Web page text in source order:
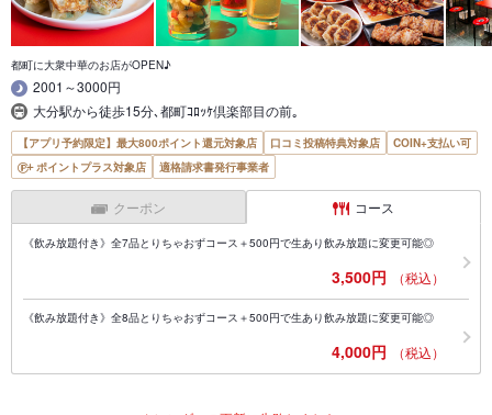
都町に大衆中華のお店がOPEN♪
2001～3000円
大分駅から徒歩15分､都町ｺﾛｯｹ倶楽部目の前｡
【アプリ予約限定】最大800ポイント還元対象店 口コミ投稿特典対象店
COIN+支払い可
ポイントプラス対象店
適格請求書発行事業者
クーポン コース
《飲み放題付き》全7品とりちゃおずコース＋500円で生あり飲み放題に変更可能◎
3,500円 （税込）
《飲み放題付き》全8品とりちゃおずコース＋500円で生あり飲み放題に変更可能◎
4,000円 （税込）